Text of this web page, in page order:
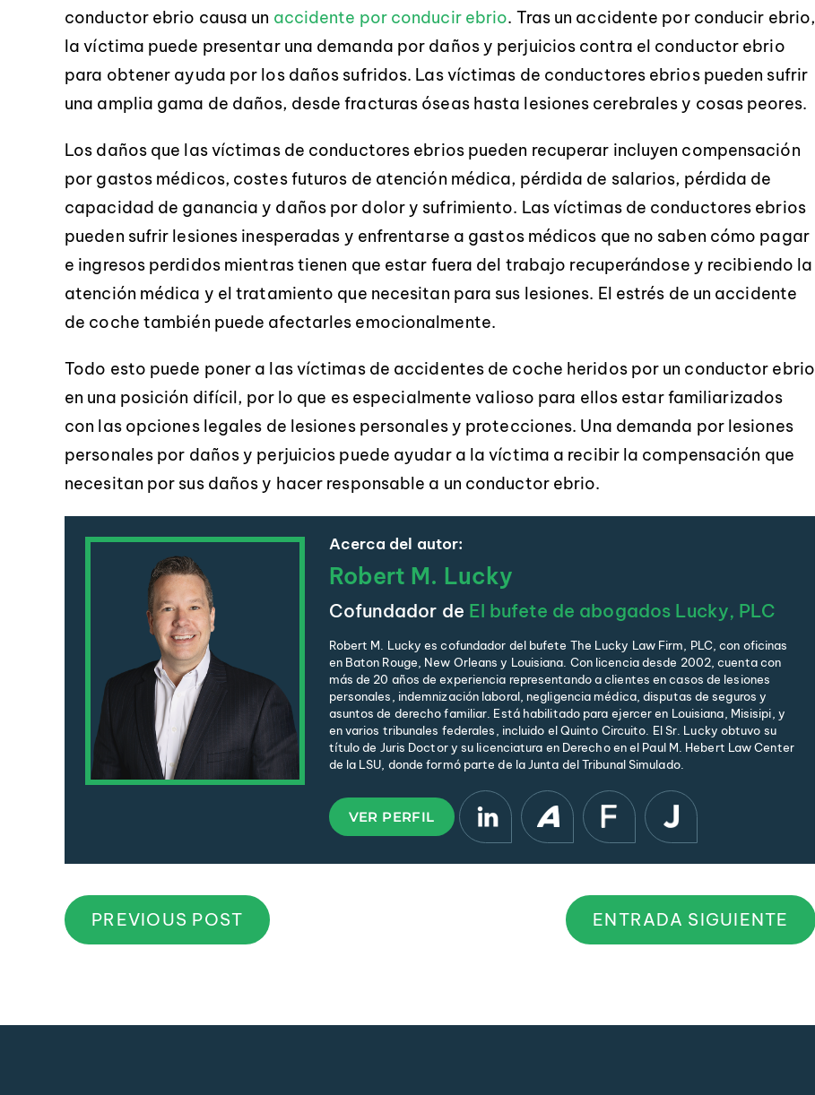
conductor ebrio causa un accidente por conducir ebrio. Tras un accidente por conducir ebrio,
la víctima puede presentar una demanda por daños y perjuicios contra el conductor ebrio
para obtener ayuda por los daños sufridos. Las víctimas de conductores ebrios pueden sufrir
una amplia gama de daños, desde fracturas óseas hasta lesiones cerebrales y cosas peores.
Los daños que las víctimas de conductores ebrios pueden recuperar incluyen compensación
por gastos médicos, costes futuros de atención médica, pérdida de salarios, pérdida de
capacidad de ganancia y daños por dolor y sufrimiento. Las víctimas de conductores ebrios
pueden sufrir lesiones inesperadas y enfrentarse a gastos médicos que no saben cómo pagar
e ingresos perdidos mientras tienen que estar fuera del trabajo recuperándose y recibiendo la
atención médica y el tratamiento que necesitan para sus lesiones. El estrés de un accidente
de coche también puede afectarles emocionalmente.
Todo esto puede poner a las víctimas de accidentes de coche heridos por un conductor ebrio
en una posición difícil, por lo que es especialmente valioso para ellos estar familiarizados
con las opciones legales de lesiones personales y protecciones. Una demanda por lesiones
personales por daños y perjuicios puede ayudar a la víctima a recibir la compensación que
necesitan por sus daños y hacer responsable a un conductor ebrio.
Acerca del autor:
Robert M. Lucky
Cofundador de El bufete de abogados Lucky, PLC
Robert M. Lucky es cofundador del bufete The Lucky Law Firm, PLC, con oficinas
en Baton Rouge, New Orleans y Louisiana. Con licencia desde 2002, cuenta con
más de 20 años de experiencia representando a clientes en casos de lesiones
personales, indemnización laboral, negligencia médica, disputas de seguros y
asuntos de derecho familiar. Está habilitado para ejercer en Louisiana, Misisipi, y
en varios tribunales federales, incluido el Quinto Circuito. El Sr. Lucky obtuvo su
título de Juris Doctor y su licenciatura en Derecho en el Paul M. Hebert Law Center
de la LSU, donde formó parte de la Junta del Tribunal Simulado.
VER PERFIL
PREVIOUS POST ENTRADA SIGUIENTE